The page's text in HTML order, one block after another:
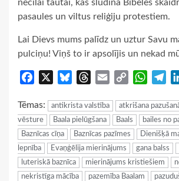
necilai tautai, kas sludina Bībeles
pasaules un viltus reliģiju protestiem.
Lai Dievs mums palīdz un uztur Savu
pulciņu! Viņš to ir apsolījis un nekad
Facebook BlueskyThreads
Email
Copy
Tēmas: antikrista valstība atkrišana
vēsture
Baala pielūgšana Baals
bailes no
Baznīcas cīņa
Baznīcas pazīmes Dienišķā
lepnība
Evaņģēlija mierinājums gana balss
luteriskā baznīca
mierinājums kristiešiem
nekristīga mācība
pazemība Baalam